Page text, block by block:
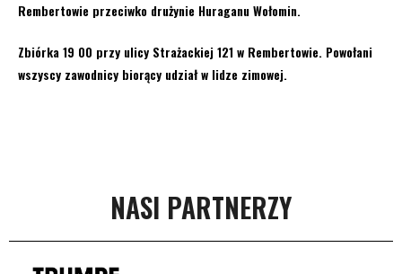
Rembertowie przeciwko drużynie Huraganu Wołomin.
Zbiórka 19 00 przy ulicy Strażackiej 121 w Rembertowie. Powołani
wszyscy zawodnicy biorący udział w lidze zimowej.
NASI PARTNERZY